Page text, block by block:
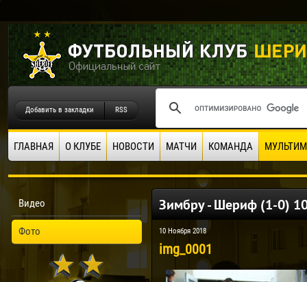
Добавить в закладки RSS
ГЛАВНАЯ О КЛУБЕ НОВОСТИ МАТЧИ КОМАНДА
Видео
Фото
Зимбру - Шериф (1-0)
10 Ноября 2018
img_0001